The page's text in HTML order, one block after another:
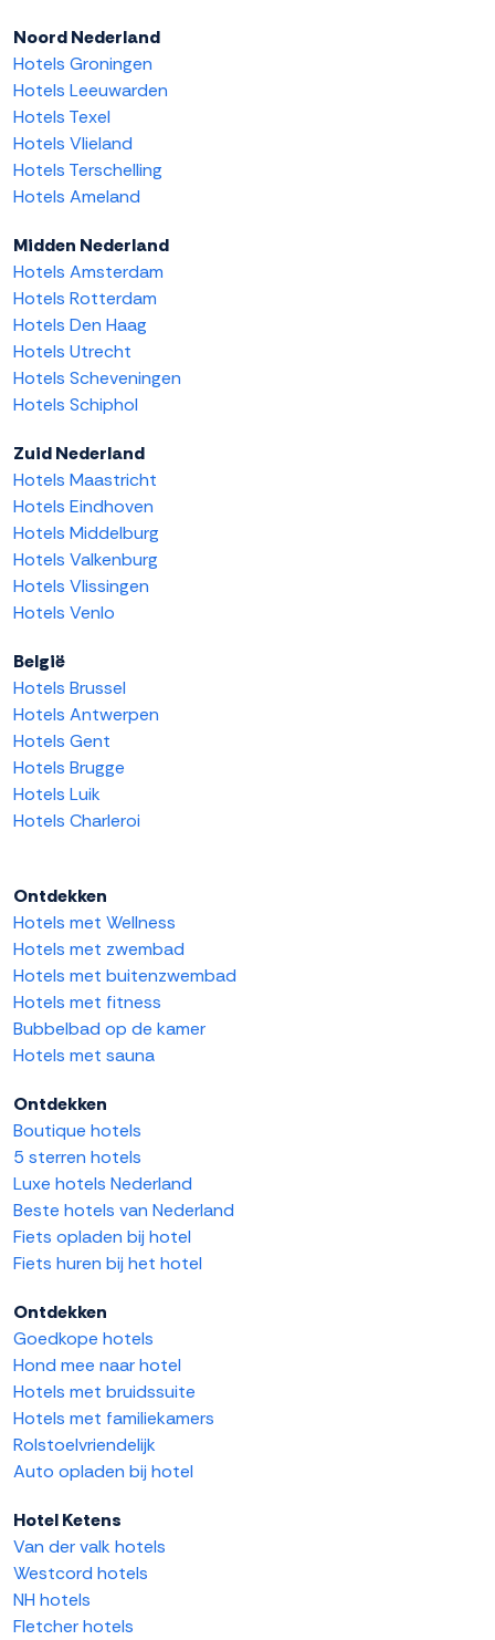
Noord Nederland
Hotels Groningen
Hotels Leeuwarden
Hotels Texel
Hotels Vlieland
Hotels Terschelling
Hotels Ameland
Midden Nederland
Hotels Amsterdam
Hotels Rotterdam
Hotels Den Haag
Hotels Utrecht
Hotels Scheveningen
Hotels Schiphol
Zuid Nederland
Hotels Maastricht
Hotels Eindhoven
Hotels Middelburg
Hotels Valkenburg
Hotels Vlissingen
Hotels Venlo
België
Hotels Brussel
Hotels Antwerpen
Hotels Gent
Hotels Brugge
Hotels Luik
Hotels Charleroi
Ontdekken
Hotels met Wellness
Hotels met zwembad
Hotels met buitenzwembad
Hotels met fitness
Bubbelbad op de kamer
Hotels met sauna
Ontdekken
Boutique hotels
5 sterren hotels
Luxe hotels Nederland
Beste hotels van Nederland
Fiets opladen bij hotel
Fiets huren bij het hotel
Ontdekken
Goedkope hotels
Hond mee naar hotel
Hotels met bruidssuite
Hotels met familiekamers
Rolstoelvriendelijk
Auto opladen bij hotel
Hotel Ketens
Van der valk hotels
Westcord hotels
NH hotels
Fletcher hotels